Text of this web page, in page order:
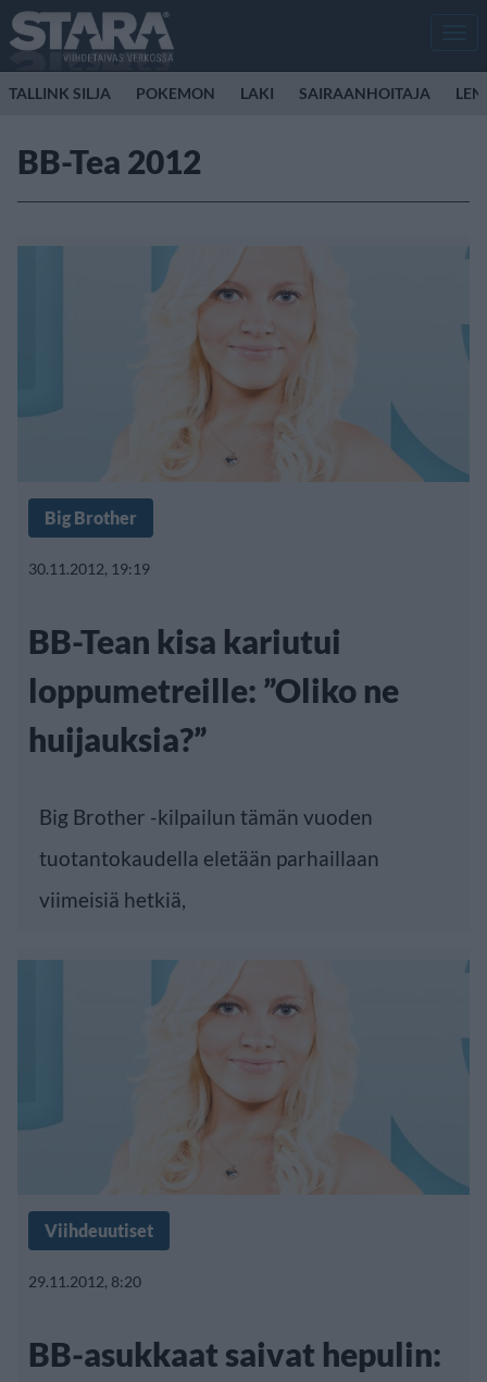
TALLINK SILJA POKEMON LAKI SAIRAANHOITAJA
BB-Tea 2012
Big Brother
30.11.2012, 19:19
BB-Tean kisa kariutui
loppumetreille: ”Oliko ne
huijauksia?”
Big Brother -kilpailun tämän vuoden
tuotantokaudella eletään parhaillaan
viimeisiä hetkiä,
Viihdeuutiset
29.11.2012, 8:20
BB-asukkaat saivat hepulin: